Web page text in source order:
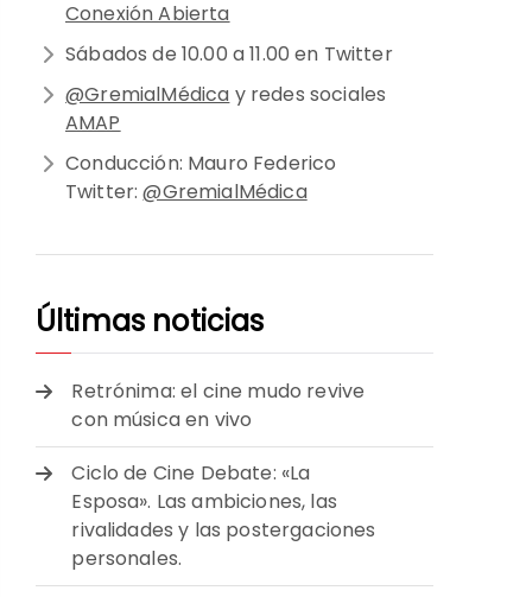
Conexión Abierta
Sábados de 10.00 a 11.00 en Twitter
@GremialMédica y redes sociales
AMAP
Conducción: Mauro Federico
Twitter:@GremialMédica
Últimas noticias
Retrónima: el cine mudo revive
con música en vivo
Ciclo de Cine Debate: «La
Esposa». Las ambiciones, las
rivalidades y las postergaciones
personales.